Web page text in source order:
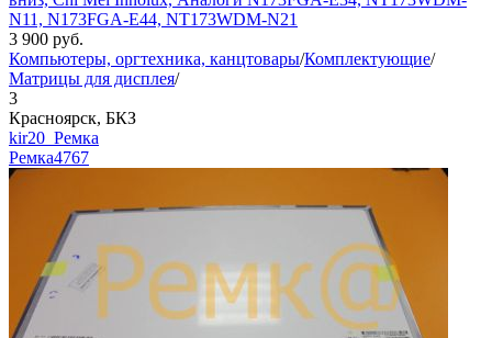
N11, N173FGA-E44, NT173WDM-N21
3 900 руб.
Компьютеры, оргтехника, канцтовары/Комплектующие/
Матрицы для дисплея/
3
Красноярск, БКЗ
kir20_Ремка
Ремка4767